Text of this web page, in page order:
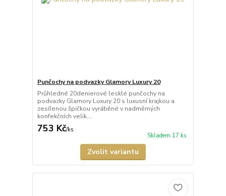
Punčochy na podvazky Glamory Luxury 20
Průhledné 20denierové lesklé punčochy na
podvazky Glamory Luxury 20 s luxusní krajkou a
zesílenou špičkou vyráběné v nadměrných
konfekčních velik...
753 Kč/ks
Skladem 17 ks
Zvolit variantu